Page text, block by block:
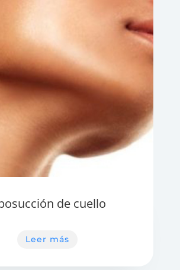
de cuello
Leer más